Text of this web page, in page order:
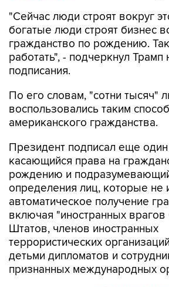
"Сейчас люди строят вокруг
богатые люди строят бизнес
гражданство по рождению.
работать", - подчеркнул
подписания.
По его словам, "сотни тысяч"
воспользовались таким
американского гражданства.
Президент подписал еще один
касающийся права на
рождению и
определения лиц, которые не
автоматическое получение
включая "иностранных
Штатов, членов иностранных
террористических
детьми дипломатов и
признанных международных